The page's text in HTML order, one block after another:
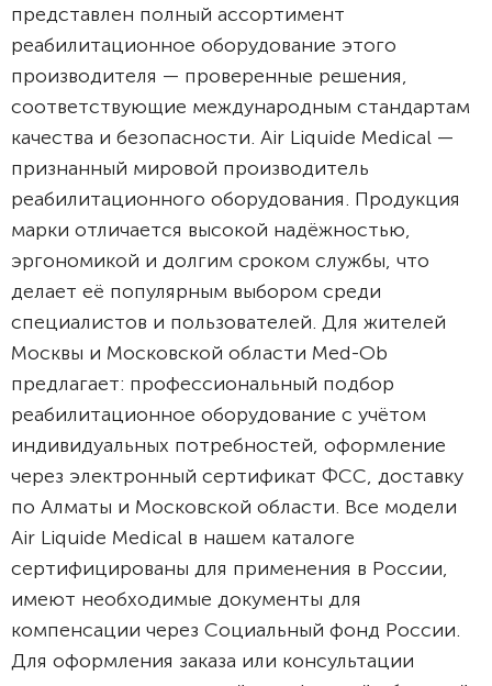
представлен полный ассортимент
реабилитационное оборудование этого
производителя — проверенные решения,
соответствующие международным стандартам
качества и безопасности. Air Liquide Medical —
признанный мировой производитель
реабилитационного оборудования. Продукция
марки отличается высокой надёжностью,
эргономикой и долгим сроком службы, что
делает её популярным выбором среди
специалистов и пользователей. Для жителей
Москвы и Московской области Med-Ob
предлагает: профессиональный подбор
реабилитационное оборудование с учётом
индивидуальных потребностей, оформление
через электронный сертификат ФСС, доставку
по Алматы и Московской области. Все модели
Air Liquide Medical в нашем каталоге
сертифицированы для применения в России,
имеют необходимые документы для
компенсации через Социальный фонд России.
Для оформления заказа или консультации